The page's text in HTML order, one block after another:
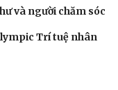
và người chăm sóc
Trí tuệ nhân